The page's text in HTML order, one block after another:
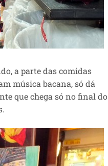
a parte das comidas
música bacana, só dá
que chega só no final do